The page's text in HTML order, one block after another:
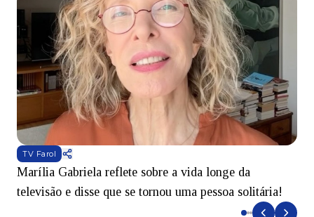
TV Farol
Marília Gabriela reflete sobre a vida longe da
televisão e disse que se tornou uma pessoa solitária!